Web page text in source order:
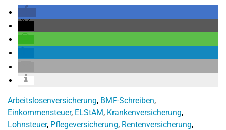
Arbeitslosenversicherung, BMF-Schreiben,
Einkommensteuer, ELStAM, Krankenversicherung,
Lohnsteuer, Pflegeversicherung, Rentenversicherung,